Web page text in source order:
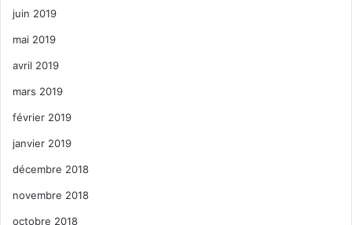
juin 2019
mai 2019
avril 2019
mars 2019
février 2019
janvier 2019
décembre 2018
novembre 2018
octobre 2018